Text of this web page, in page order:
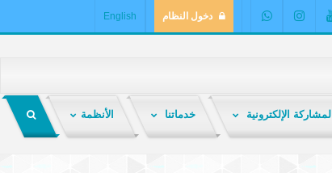
دخول النظام English
المشاركة الإلكترونية خدماتنا الأنظمة